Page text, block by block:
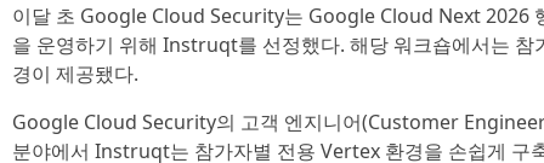
이달 초 Google Cloud Security는 Google Cloud Next 2026
을 운영하기 위해 Instruqt를 선정했다. 해당 워크숍에서는
경이 제공됐다.
Google Cloud Security의 고객 엔지니어(Customer
분야에서 Instruqt는 참가자별 전용 Vertex 환경을 손쉽게 구